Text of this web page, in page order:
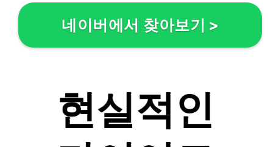
네이버에서 찾아보기 >